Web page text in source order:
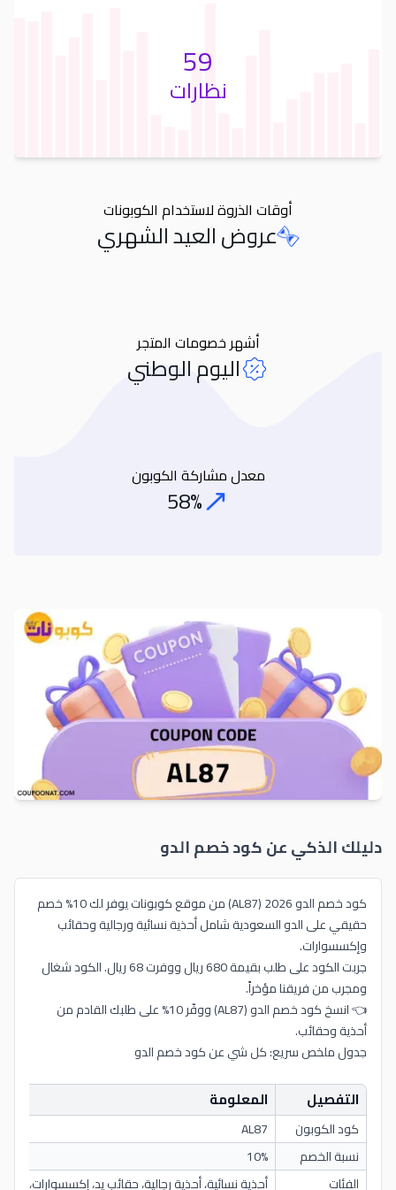
59
نظارات
أوقات الذروة لاستخدام الكوبونات
Orders
عروض العيد الشهري
أشهر خصومات المتجر
اليوم الوطني
معدل مشاركة الكوبون
Coupon Share Rate
58%
دليلك الذكي عن كود خصمالدو
كود خصم الدو 2026 (AL87) من موقع كوبونات يوفر لك 10% خصم
حقيقي على الدو السعودية شامل أحذية نسائية ورجالية وحقائب
وإكسسوارات.
جربت الكود على طلب بقيمة 680 ريال ووفرت 68 ريال. الكود شغال
ومجرب من فريقنا مؤخراً.
👈 انسخ كود خصم الدو (AL87) ووفّر 10% على طلبك القادم من
أحذية وحقائب.
جدول ملخص سريع: كل شي عن كود خصم الدو
التفصيل المعلومة
كود الكوبون
AL87
نسبة الخصم
10%
الفئات
أحذية نسائية، أحذية رجالية، حقائب يد، إكسسوارات،